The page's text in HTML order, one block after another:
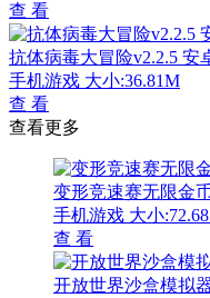
查 看
抗体病毒大冒险v2.2.5 安
手机游戏 大小:36.81M
查 看
查看更多
变形竞速赛无限金
手机游戏 大小
查 看
开放世界沙盒模拟